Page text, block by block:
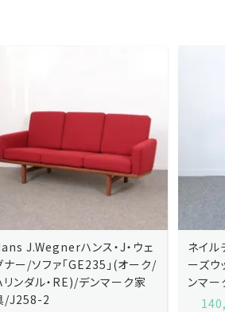
ネイルチェアー「model32」（ロ
ーズウッド/Hallingdal・YE）/デ
ンマーク家具/K252-43a
140,400円(税込154,440円)